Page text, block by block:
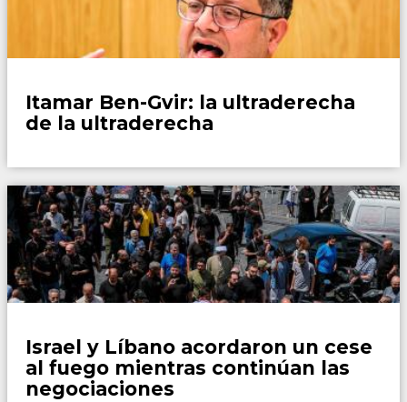
Itamar Ben-Gvir: la ultraderecha
de la ultraderecha
Israel y Líbano acordaron un cese
al fuego mientras continúan las
negociaciones